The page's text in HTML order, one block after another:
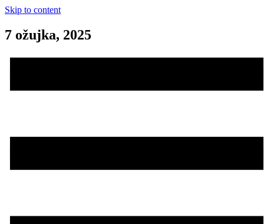
Skip to content
7 ožujka, 2025